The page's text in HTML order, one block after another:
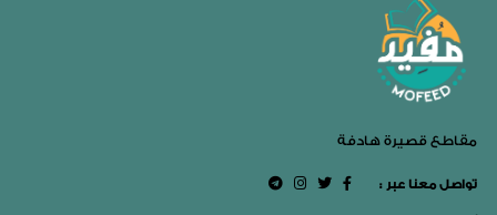
مقاطع قصيرة هادفة
: تواصل معنا عبر